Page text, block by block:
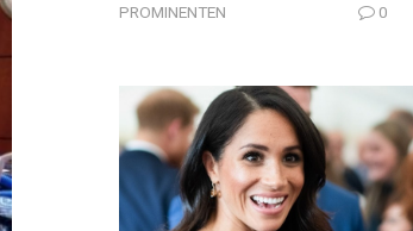
PROMINENTEN 0